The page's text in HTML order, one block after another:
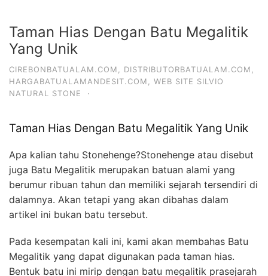
Taman Hias Dengan Batu Megalitik
Yang Unik
CIREBONBATUALAM.COM DISTRIBUTORBATUALAM.COM
HARGABATUALAMANDESIT.COM
WEB SITE SILVIO
NATURAL STONE
·
Taman Hias Dengan Batu Megalitik Yang Unik
Apa kalian tahu Stonehenge?Stonehenge atau disebut
juga Batu Megalitik merupakan batuan alami yang
berumur ribuan tahun dan memiliki sejarah tersendiri di
dalamnya. Akan tetapi yang akan dibahas dalam
artikel ini bukan batu tersebut.
Pada kesempatan kali ini, kami akan membahas Batu
Megalitik yang dapat digunakan pada taman hias.
Bentuk batu ini mirip dengan batu megalitik prasejarah